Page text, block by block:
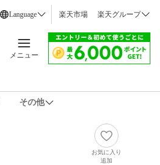
Language 楽天市場 楽天グループ
メニュー
その他
お気に入り
追加